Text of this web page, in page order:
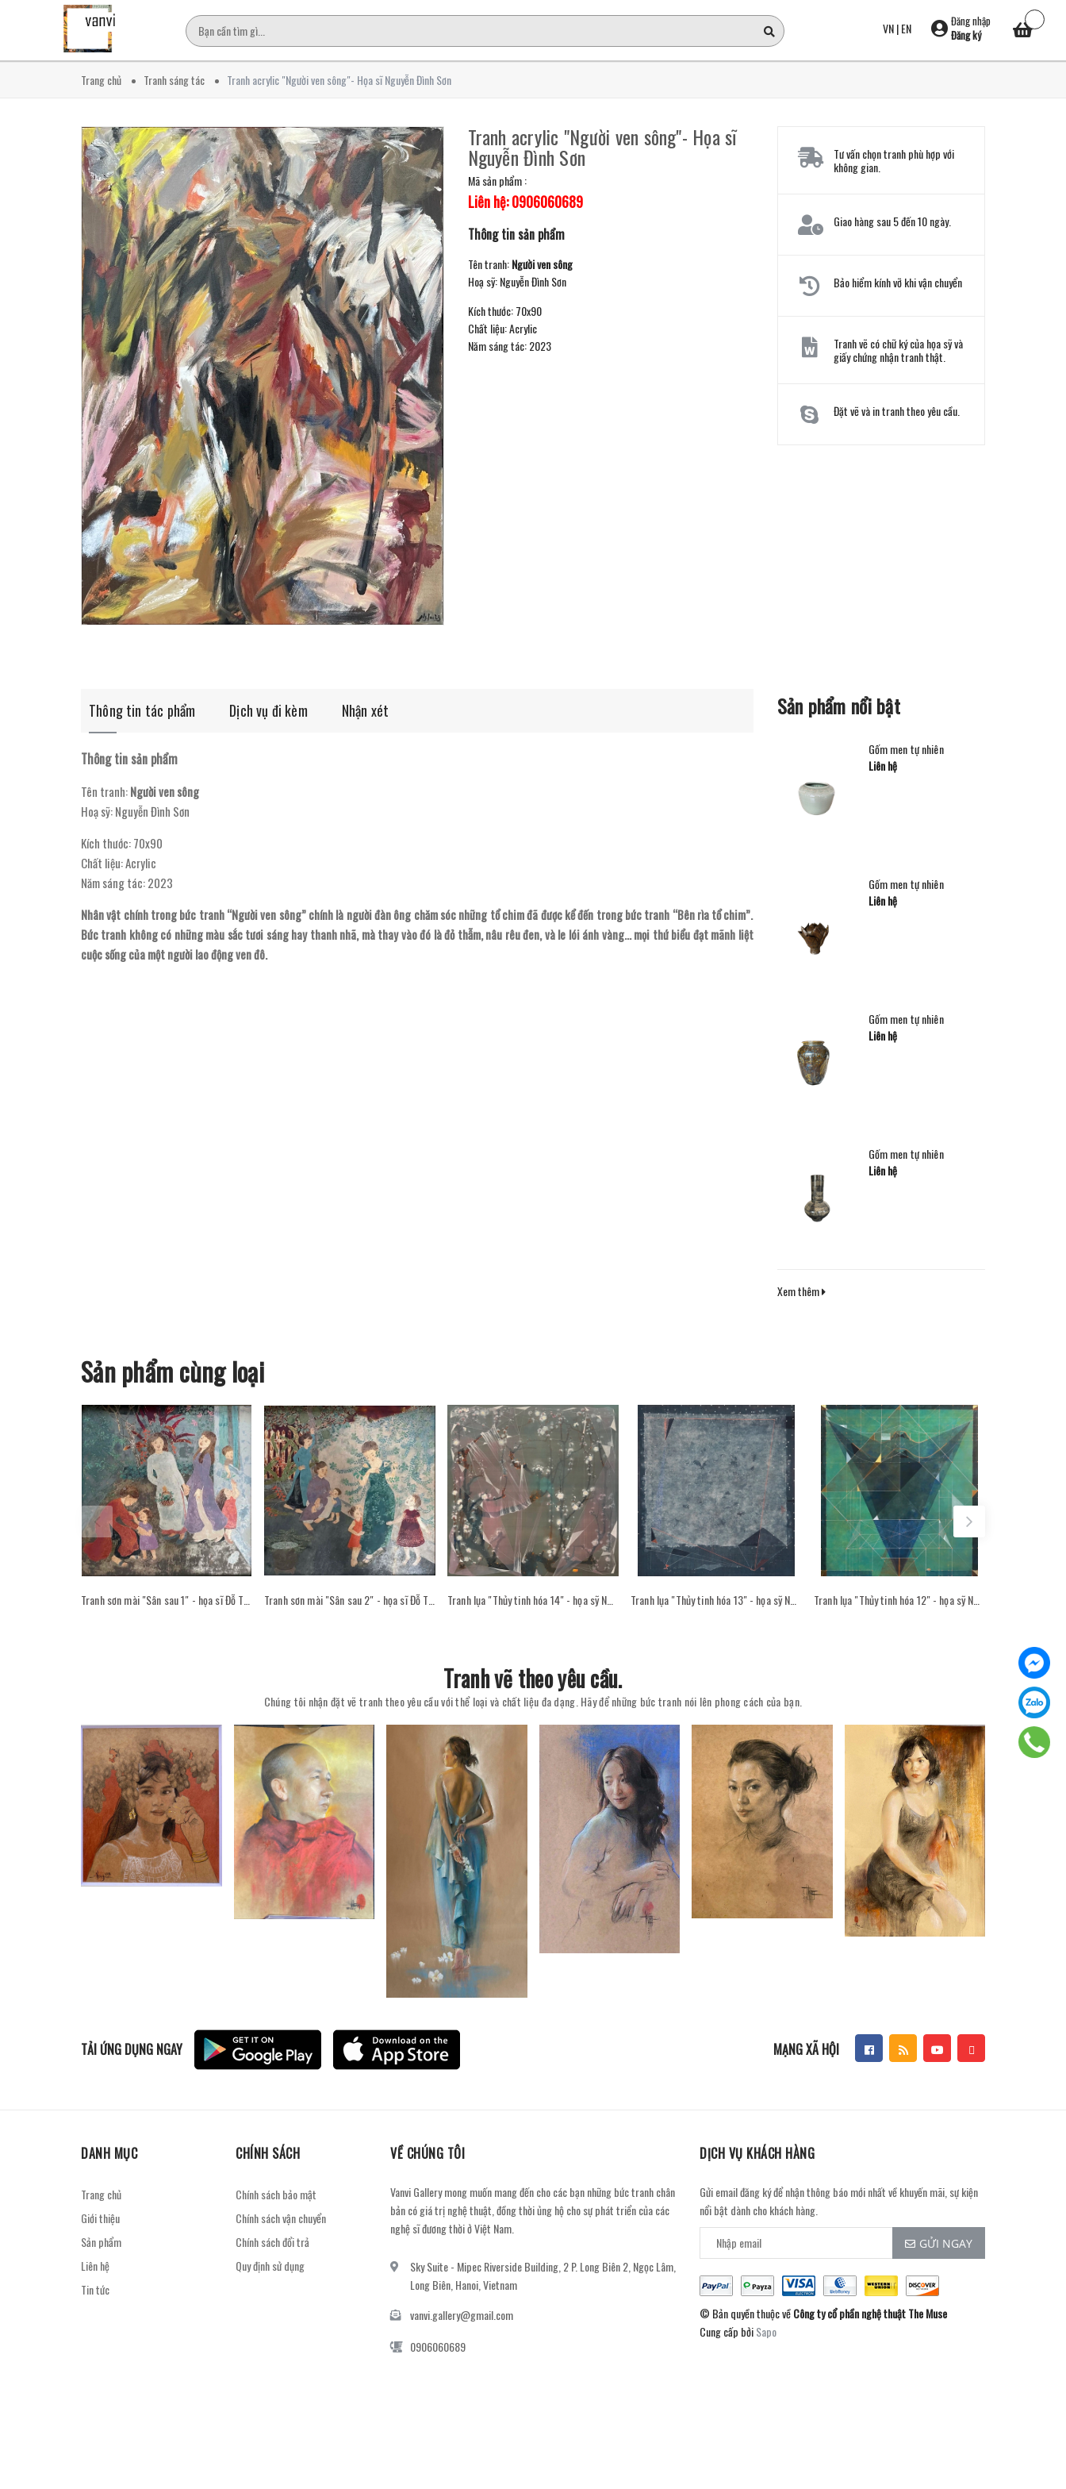
VN|EN
Đăng nhập
Đăng ký
Trang chủ Tranh sáng tác Tranh acrylic "Người ven sông"- Họa sĩ Nguyễn Đình Sơn
Tranh acrylic "Người ven sông"- Họa sĩ
Nguyễn Đình Sơn
Mã sản phẩm :
Liên hệ: 0906060689
Thông tin sản phẩm
Tên tranh:Người ven sông
Hoạ sỹ: Nguyễn Đình Sơn
Kích thước: 70x90
Chất liệu: Acrylic
Năm sáng tác: 2023
Tư vấn chọn tranh phù hợp với
không gian.
Giao hàng sau 5 đến 10 ngày.
Bảo hiểm kính vỡ khi vận chuyển
Tranh vẽ có chữ ký của họa sỹ và
giấy chứng nhận tranh thật.
Đặt vẽ và in tranh theo yêu cầu.
Thông tin tác phẩm Dịch vụ đi kèm Nhận xét
Thông tin sản phẩm
Tên tranh:Người ven sông
Hoạ sỹ: Nguyễn Đình Sơn
Kích thước: 70x90
Chất liệu: Acrylic
Năm sáng tác: 2023
Nhân vật chính trong bức tranh “Người ven sông” chính là người đàn ông chăm sóc những tổ chim đã được kể đến trong bức tranh “Bên rìa tổ chim”.
Bức tranh không có những màu sắc tươi sáng hay thanh nhã, mà thay vào đó là đỏ thẫm, nâu rêu đen, và le lói ánh vàng… mọi thứ biểu đạt mãnh liệt
cuộc sống của một người lao động ven đô.
Sản phẩm nổi bật
Gốm men tự nhiên
Liên hệ
Gốm men tự nhiên
Liên hệ
Gốm men tự nhiên
Liên hệ
Gốm men tự nhiên
Liên hệ
Xem thêm
Sản phẩm cùng loại
Tranh vẽ theo yêu cầu.
Chúng tôi nhận đặt vẽ tranh theo yêu cầu với thể loại và chất liệu đa dạng. Hãy để những bức tranh nói lên phong cách của bạn.
TẢI ỨNG DỤNG NGAY MẠNG XÃ HỘI
DANH MỤC
Trang chủ
Giới thiệu
Sản phẩm
Liên hệ
Tin tức
CHÍNH SÁCH
Chính sách bảo mật
Chính sách vận chuyển
Chính sách đổi trả
Quy định sử dụng
VỀ CHÚNG TÔI
Vanvi Gallery mong muốn mang đến cho các bạn những bức tranh chân
bản có giá trị nghệ thuật, đồng thời ủng hộ cho sự phát triển của các
nghệ sĩ đương thời ở Việt Nam.
Sky Suite - Mipec Riverside Building, 2 P. Long Biên 2, Ngọc Lâm,
Long Biên, Hanoi, Vietnam
vanvi.gallery@gmail.com
0906060689
DỊCH VỤ KHÁCH HÀNG
Gửi email đăng ký để nhận thông báo mới nhất về khuyến mãi, sự kiện
nổi bật dành cho khách hàng.
GỬI NGAY
© Bản quyền thuộc vềCông ty cổ phần nghệ thuật The Muse
Cung cấp bởiSapo